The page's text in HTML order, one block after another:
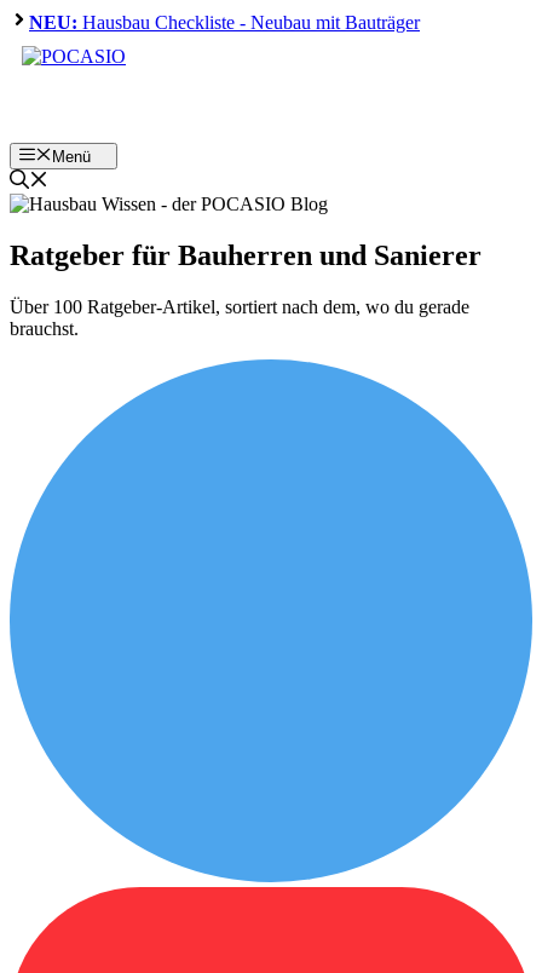
Zum
springen
NEU: Hausbau Checkliste - Neubau mit Bauträger
Menü
Ratgeber für Bauherren und Sanierer
Über 100 Ratgeber-Artikel, sortiert nach dem, wo du gerade
brauchst.